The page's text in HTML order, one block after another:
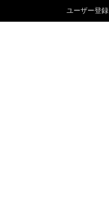
ユーザー登録